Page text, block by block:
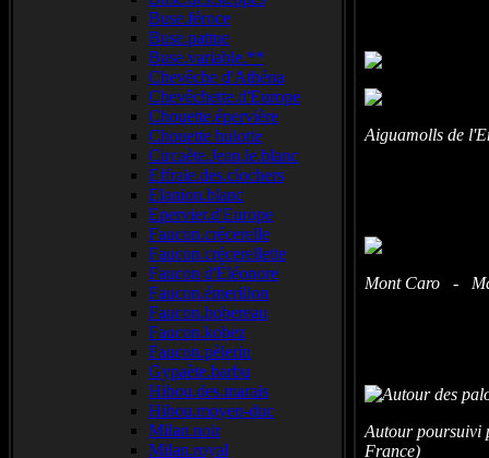
Buse.féroce
Buse.pattue
Buse.variable.**
Chevêche d'Athéna
Chevêchette.d'Europe
Chouette.épervière
Chouette hulotte
Circaète.Jean.le.blanc
Effraie.des.clochers
Elanion.blanc
Epervier.d'Europe
Faucon.crécerelle
Faucon.crécerellette
Faucon d'Éléonore
Faucon.émerillon
Faucon.hobereau
Faucon.kobez
Faucon.pèlerin
Gypaète.barbu
Hibou.des.marais
Hibou.moyen-duc
Milan.noir
Milan.royal
Aiguamolls de
Mont Caro -
Autour poursuivi
France)